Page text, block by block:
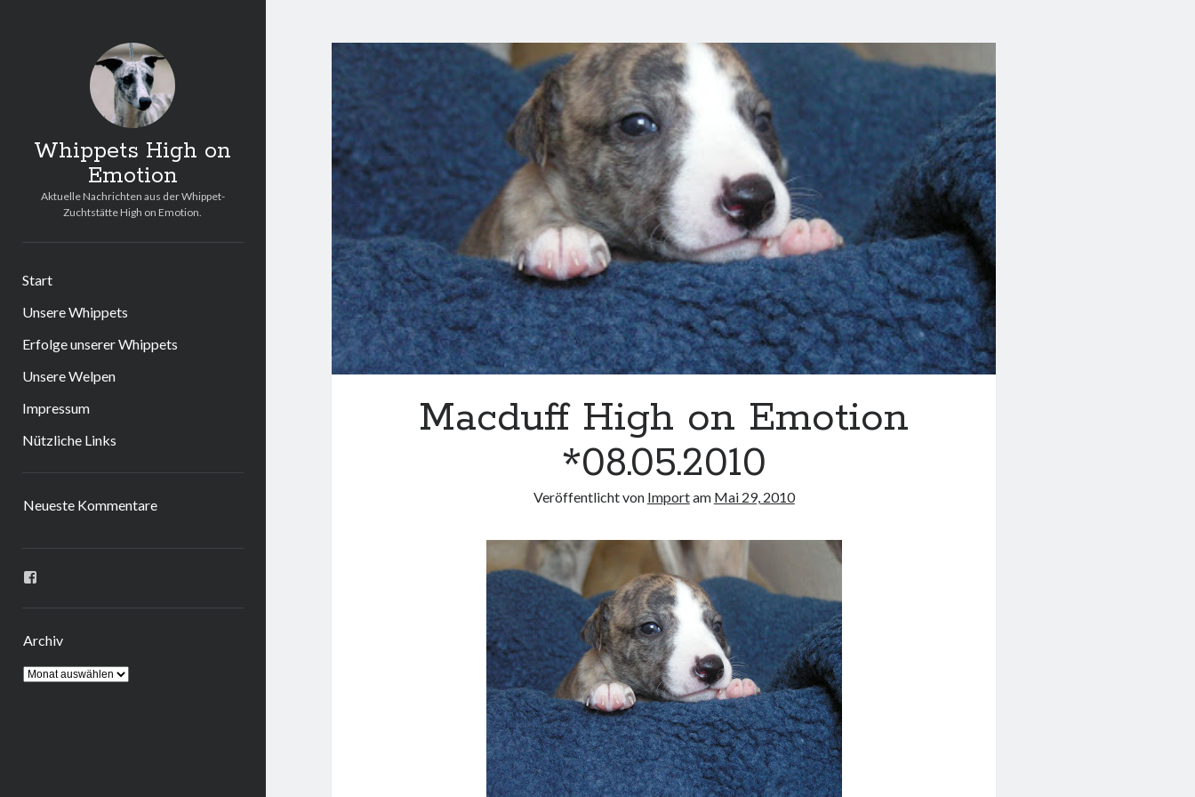
Whippets High on
Emotion
Aktuelle Nachrichten aus der Whippet-
Zuchtstätte High on Emotion.
Start
Unsere Whippets
Erfolge unserer Whippets
Unsere Welpen
Impressum
Nützliche Links
Neueste Kommentare
Profil
ingrid.krahheiermann
Facebook
anzeigen
Archiv
Archiv
Macduff High on Emotion
*08.05.2010
Veröffentlicht von Importam Mai 29, 2010